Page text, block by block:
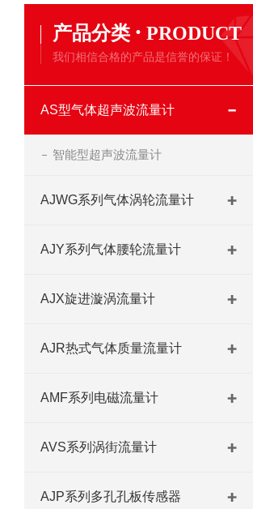
产品分类 · PRODUCT
我们相信合格的产品是信誉的保证！
AS型气体超声波流量计
智能型超声波流量计
AJWG系列气体涡轮流量计
AJY系列气体腰轮流量计
AJX旋进漩涡流量计
AJR热式气体质量流量计
AMF系列电磁流量计
AVS系列涡街流量计
AJP系列多孔孔板传感器